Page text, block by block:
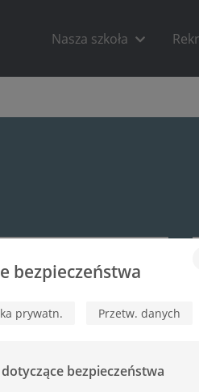
Nasza szkoła
bezpieczeństwa
prywatn. Przetw. danych
bezpieczeństwa